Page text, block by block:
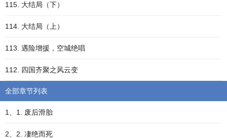
115. 大结局（下）
114. 大结局（上）
113. 遇险增援，空城绝唱
112. 四国齐聚之风云变
全部章节列表
1、1. 废后滑胎
2、2. 凄绝而死